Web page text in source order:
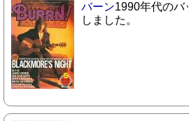
バーン1990年代のバ
しました。